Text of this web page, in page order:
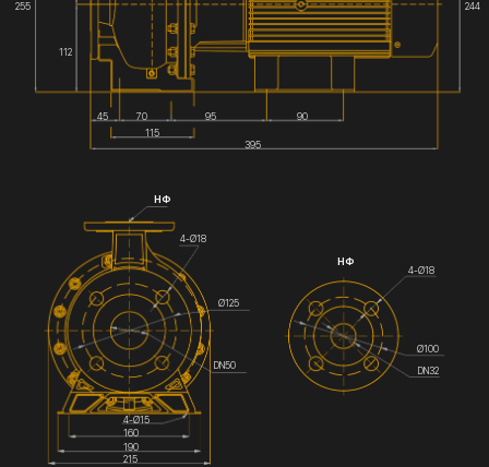
255
112
244
45 70 95
90
115
395
НФ
НФ
DN50
DN32
4-Ø18
Ø125
4-Ø15
160
190
215
4-Ø18
Ø100